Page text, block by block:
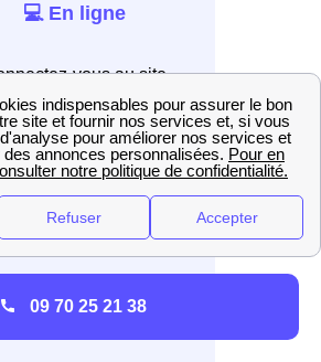
💻 En ligne
vous au site
internet EDF.
Par application
l’application EDF &
09 70 25 21 38